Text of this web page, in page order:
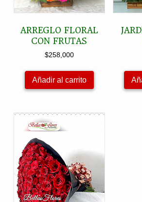
ARREGLO FLORAL
CON FRUTAS
$258,000
Añadir al carrito